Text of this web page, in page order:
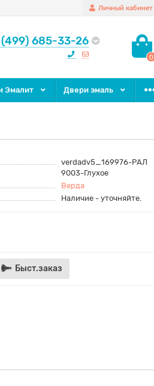
Личный кабинет
(499) 685-33-26
0
Эмалит Двери эмаль
verdadv5_169976-РАЛ
9003-Глухое
Верда
Наличие - уточняйте.
Быст.заказ